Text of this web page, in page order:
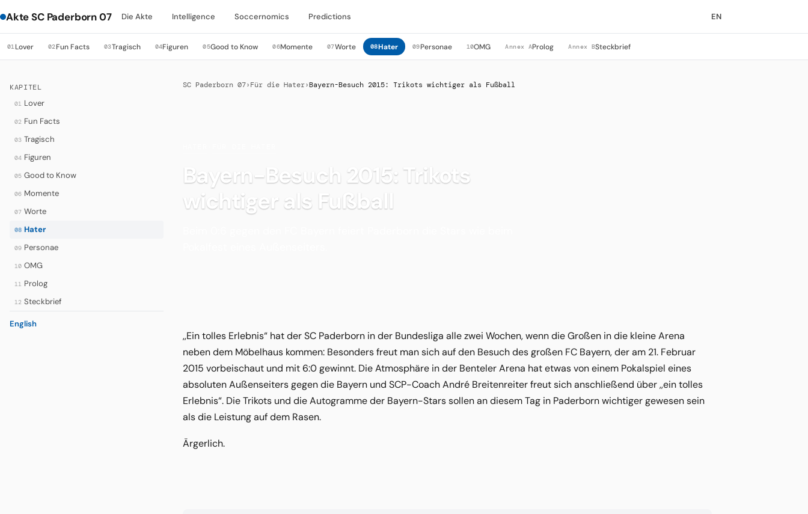
Akte SC Paderborn 07 Die Akte Intelligence Soccernomics Predictions EN
01Lover 02Fun Facts 03Tragisch 04Figuren 05Good to Know 06Momente 07Worte 08Hater 09Personae 10OMG Annex AProlog Annex BSteckbrief
KAPITEL
01 Lover
02 Fun Facts
03 Tragisch
04 Figuren
05 Good to Know
06 Momente
07 Worte
08 Hater
09 Personae
10 OMG
11 Prolog
12 Steckbrief
English
SC Paderborn 07› Für die Hater›Bayern-Besuch 2015: Trikots wichtiger als Fußball
Bayern-Besuch 2015: Trikots
wichtiger als Fußball
,,Ein tolles Erlebnis“ hat der SC Paderborn in der Bundesliga alle zwei Wochen, wenn die Großen in die kleine Arena
neben dem Möbelhaus kommen: Besonders freut man sich auf den Besuch des großen FC Bayern, der am 21. Februar
2015 vorbeischaut und mit 6:0 gewinnt. Die Atmosphäre in der Benteler Arena hat etwas von einem Pokalspiel eines
absoluten Außenseiters gegen die Bayern und SCP-Coach André Breitenreiter freut sich anschließend über ,,ein tolles
Erlebnis“. Die Trikots und die Autogramme der Bayern-Stars sollen an diesem Tag in Paderborn wichtiger gewesen sein
als die Leistung auf dem Rasen.
Ärgerlich.